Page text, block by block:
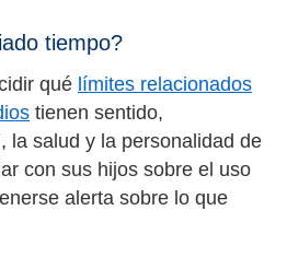
tiempo?
qué límites relacionados
tienen sentido,
la salud y la personalidad de
con sus hijos sobre el uso
alerta sobre lo que